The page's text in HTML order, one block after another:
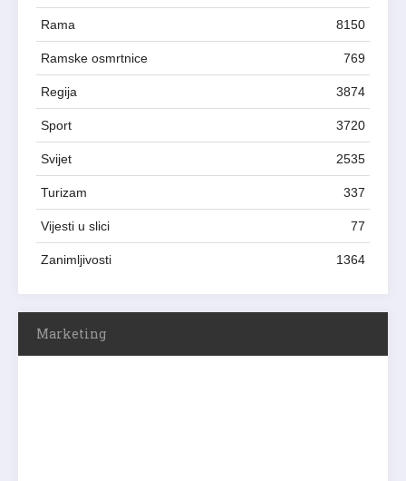
Rama 8150
Ramske osmrtnice 769
Regija 3874
Sport 3720
Svijet 2535
Turizam 337
Vijesti u slici 77
Zanimljivosti 1364
Marketing